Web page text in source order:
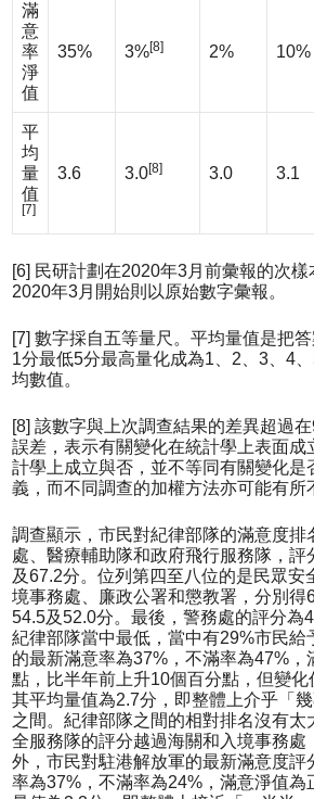
滿
意
率
淨
值
35% 3%[8] 2% 10%
平
均
量
值
[7]
3.6 3.0[8] 3.0 3.1
[6] 民研計劃在2020年3月前彙報的次樣
2020年3月開始則以原始數字彙報。
[7] 數字採自五等量尺。平均量值是把
1分最低5分最高量化成為1、2、3、4
均數值。
[8] 該數字與上次調查結果的差異超過
誤差，表示有關變化在統計學上表面成
計學上成立與否，並不等同有關變化是
義，而不同調查的加權方法亦可能有所
調查顯示，市民對紀律部隊的滿意度排
處、醫療輔助隊和政府飛行服務隊，評
及67.2分。位列第四至八位的是民眾安
境事務處、廉政公署和懲教署，分別得
54.5及52.0分。最後，警務處的評分為
紀律部隊當中最低，當中有29%市民給
的最新滿意率為37%，不滿率為47%，
點，比半年前上升10個百分點，但變化
其平均量值為2.7分，即整體上介乎「幾
之間。紀律部隊之間的相對排名沒有太
全服務隊的評分越過海關和入境事務處
外，市民對駐港解放軍的最新滿意度評
率為37%，不滿率為24%，滿意淨值為